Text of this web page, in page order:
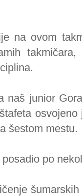
na ovom
naš junior
šestom mestu.
po